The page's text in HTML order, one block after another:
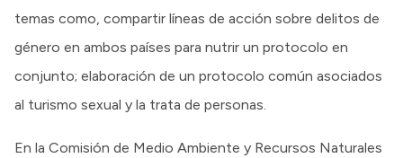
temas como, compartir líneas de acción sobre delitos de
género en ambos países para nutrir un protocolo en
conjunto; elaboración de un protocolo común asociados
al turismo sexual y la trata de personas.
En la Comisión de Medio Ambiente y Recursos Naturales